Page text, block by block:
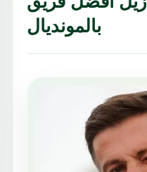
بالمونديال